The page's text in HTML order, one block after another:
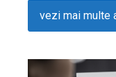
vezi mai multe